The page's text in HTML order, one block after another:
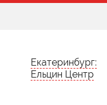
Екатеринбург:
Ельцин Центр